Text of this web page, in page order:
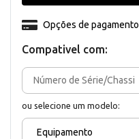
Compativel com:
ou selecione um modelo:
Equipamento
Opções de pagamento